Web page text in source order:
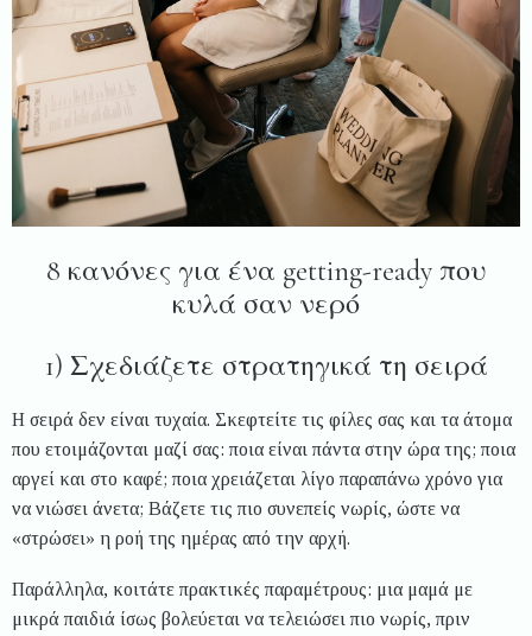
8 κανόνες για ένα getting-ready που
κυλά σαν νερό
1) Σχεδιάζετε στρατηγικά τη σειρά
Η σειρά δεν είναι τυχαία. Σκεφτείτε τις φίλες σας και τα άτομα
που ετοιμάζονται μαζί σας: ποια είναι πάντα στην ώρα της; ποια
αργεί και στο καφέ; ποια χρειάζεται λίγο παραπάνω χρόνο για
να νιώσει άνετα; Βάζετε τις πιο συνεπείς νωρίς, ώστε να
«στρώσει» η ροή της ημέρας από την αρχή.
Παράλληλα, κοιτάτε πρακτικές παραμέτρους: μια μαμά με
μικρά παιδιά ίσως βολεύεται να τελειώσει πιο νωρίς, πριν